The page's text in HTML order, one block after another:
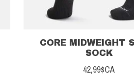
CORE MIDWEIGHT
SOCK
42,99$CA